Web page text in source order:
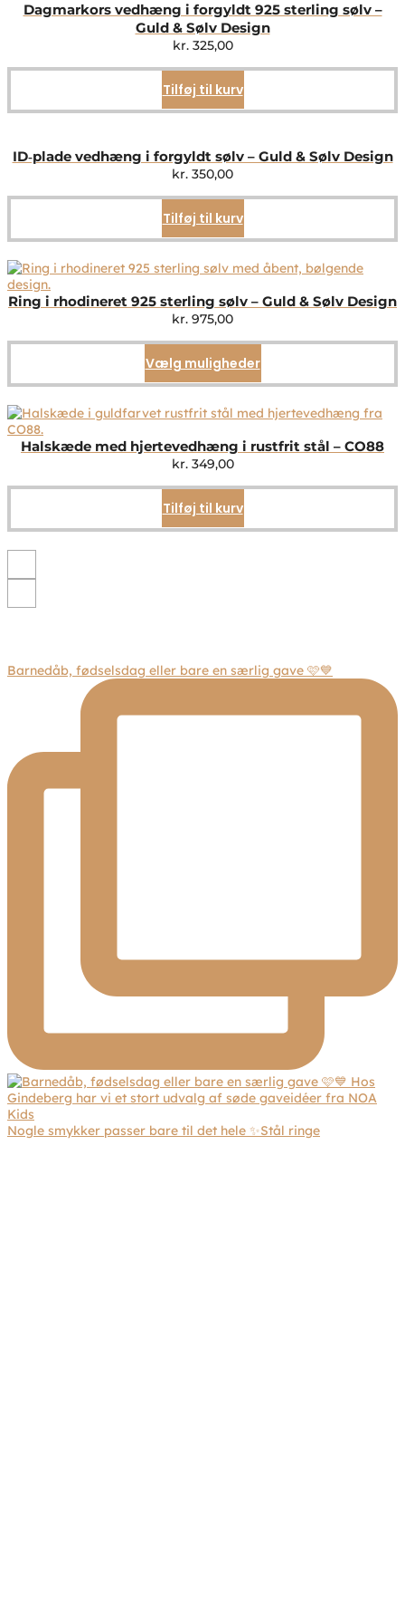
Dagmarkors vedhæng i forgyldt 925 sterling sølv –
Guld & Sølv Design
kr.325,00
Tilføj til kurv
ID‑plade vedhæng i forgyldt sølv – Guld & Sølv Design
kr. 350,00
Tilføj til kurv
Ring i rhodineret 925 sterling sølv – Guld & Sølv Design
kr. 975,00
Vælg mulighederDette
vare
flere
Mulighederne
på
Halskæde med hjertevedhæng i rustfrit stål – CO88
kr.349,00
Tilføj til kurv
Barnedåb, fødselsdag eller bare en særlig gave 🩷💙
Nogle smykker passer bare til det hele ✨Stål ringe